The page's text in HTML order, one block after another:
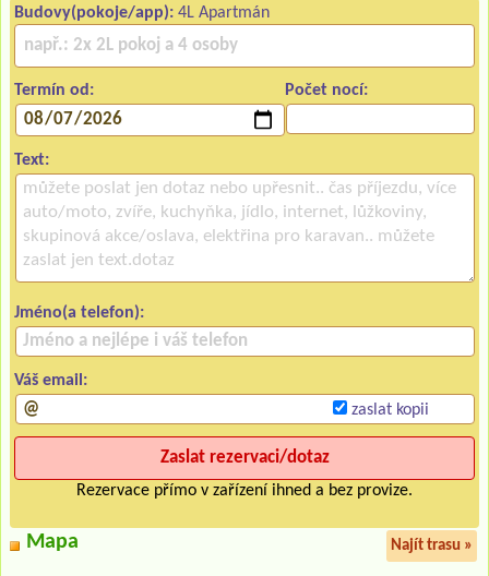
Budovy(pokoje/app): 4L Apartmán
Termín od: Počet nocí:
Text:
Jméno(a telefon):
Váš email:
zaslat kopii
Rezervace přímo v zařízení ihned a bez provize.
Mapa Najít trasu »